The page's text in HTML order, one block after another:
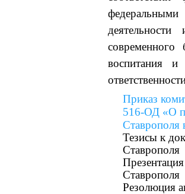
современного
воспитания и
Приказ
516-ОД «О
Ставрополя
Тезисы к
Ставрополя
Ставрополя
Резолюция